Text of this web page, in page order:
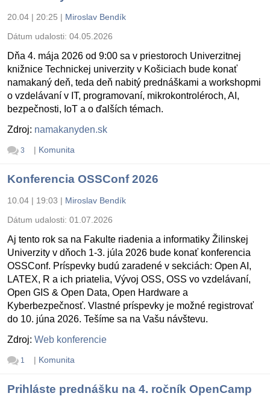
20.04 | 20:25 | Miroslav Bendík
Dátum udalosti: 04.05.2026
Dňa 4. mája 2026 od 9:00 sa v priestoroch Univerzitnej
knižnice Technickej univerzity v Košiciach bude konať
namakaný deň, teda deň nabitý prednáškami a workshopmi
o vzdelávaní v IT, programovaní, mikrokontroléroch, AI,
bezpečnosti, IoT a o ďalších témach.
Zdroj: namakanyden.sk
3 | Komunita
Konferencia OSSConf 2026
10.04 | 19:03 | Miroslav Bendík
Dátum udalosti: 01.07.2026
Aj tento rok sa na Fakulte riadenia a informatiky Žilinskej
Univerzity v dňoch 1-3. júla 2026 bude konať konferencia
OSSConf. Príspevky budú zaradené v sekciách: Open AI,
LATEX, R a ich priatelia, Vývoj OSS, OSS vo vzdelávaní,
Open GIS & Open Data, Open Hardware a
Kyberbezpečnosť. Vlastné príspevky je možné registrovať
do 10. júna 2026. Tešíme sa na Vašu návštevu.
Zdroj: Web konferencie
1 | Komunita
Prihláste prednášku na 4. ročník OpenCamp